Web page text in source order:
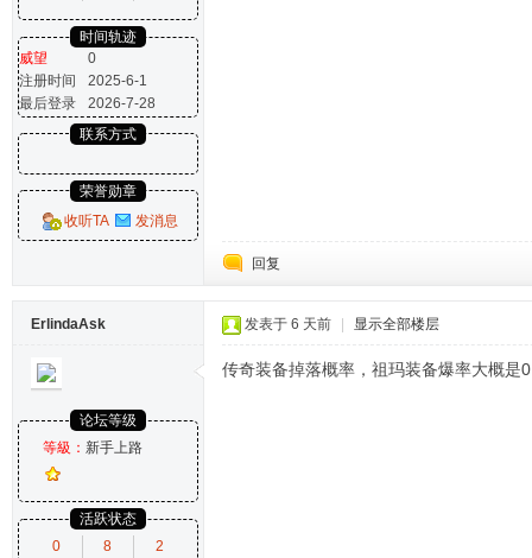
时间轨迹
威望
0
注册时间
2025-6-1
最后登录
2026-7-28
联系方式
荣誉勋章
收听TA
发消息
回复
ErlindaAsk
论坛等级
等級： 新手上路
活跃状态
0
8
2
发表于 6 天前 显示全部楼层
传奇装备掉落概率，祖玛装备爆率大概是